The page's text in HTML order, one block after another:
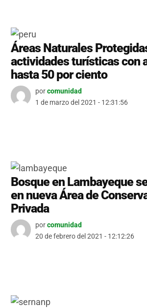
Áreas Naturales
actividades turísticas con
hasta 50 por ciento
porcomunidad
1 de marzo del 2021 - 12:31:56
Bosque en Lambayeque
en nueva Área de
Privada
porcomunidad
20 de febrero del 2021 - 12:12:26